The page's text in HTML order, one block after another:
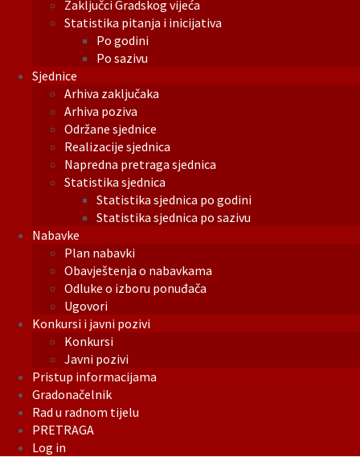
Zaključci Gradskog vijeća
Statistika pitanja i inicijativa
Po godini
Po sazivu
Sjednice
Arhiva zaključaka
Arhiva poziva
Održane sjednice
Realizacije sjednica
Napredna pretraga sjednica
Statistika sjednica
Statistika sjednica po godini
Statistika sjednica po sazivu
Nabavke
Plan nabavki
Obavještenja o nabavkama
Odluke o izboru ponuđača
Ugovori
Konkursi i javni pozivi
Konkursi
Javni pozivi
Pristup informacijama
Gradonačelnik
Rad u radnom tijelu
PRETRAGA
Log in